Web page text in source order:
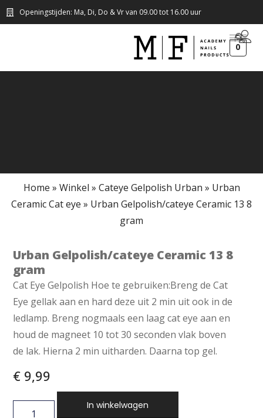
Openingstijden: Ma, Di, Do & Vr van 09.00 tot 16.00 uur
0
Home » Winkel » Cateye Gelpolish Urban » Urban
Ceramic Cat eye » Urban Gelpolish/cateye Ceramic 13 8
gram
Urban Gelpolish/cateye Ceramic 13 8
gram
Cat Eye Gelpolish Hoe te gebruiken:Breng de Cat
Eye gellak aan en hard deze uit 2 min uit ook in de
ledlamp. Breng nogmaals een laag cat eye aan en
houd de magneet 10 tot 30 seconden vlak boven
de lak. Hierna 2 min uitharden. Daarna top gel.
€ 9,99
In winkelwagen